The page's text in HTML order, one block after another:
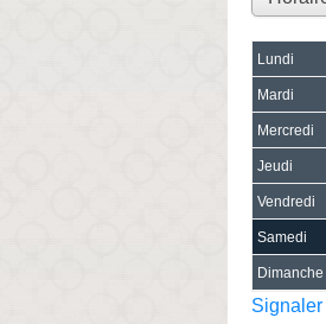
Lundi
Mardi
Mercredi
Jeudi
Vendredi
Samedi
Dimanche